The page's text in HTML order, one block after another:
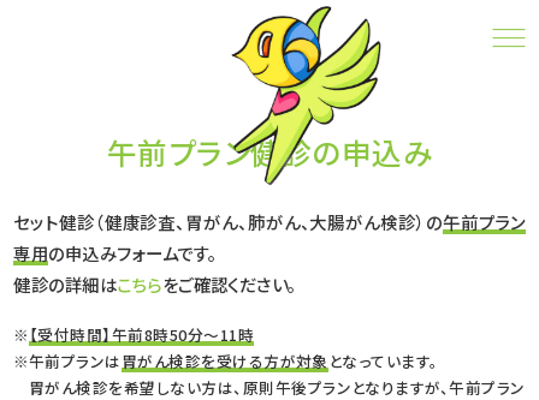
午前プラン健診の申込み
CONTACT
午前プラン健診の申込み
セット健診（健康診査、胃がん、肺がん、大腸がん検診）の午前プラン
専用の申込みフォームです。
健診の詳細はこちらをご確認ください。
【受付時間】午前8時50分～11時
午前プランは胃がん検診を受ける方が対象 となっています。
胃がん検診を希望しない方は、原則午後プランとなりますが、午前プラン